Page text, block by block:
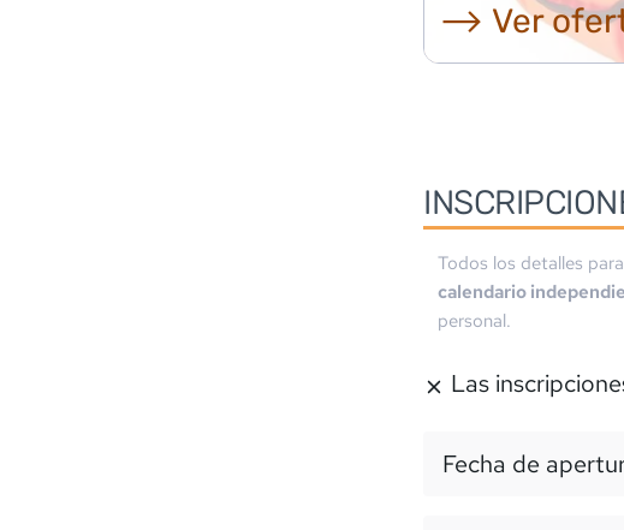
⟶ Ver
Todos los detalles
calendario
personal.
Las
Fecha de